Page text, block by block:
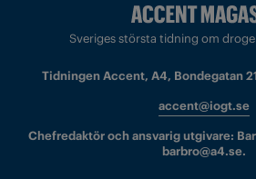
Sveriges största tidning om
Tidningen Accent, A4, Bondegatan
accent@iogt.se
Chefredaktör och ansvarig utgivare:
barbro@a4.se.